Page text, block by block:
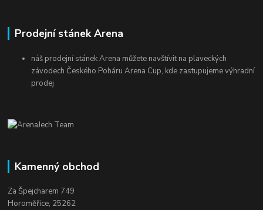
Prodejní stánek Arena
náš prodejní stánek Arena můžete navštívit na plaveckých
závodech Českého Poháru Arena Cup, kde zastupujeme výhradní
prodej
Kamenný obchod
Za Špejcharem 749
Horoměřice, 25262